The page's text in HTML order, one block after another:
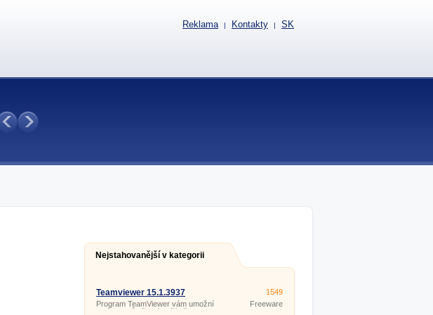
Nejstahovanější v kategorii
Teamviewer 15.1.3937
Program TeamViewer vám umožní
ovládat svůj, či jiné počítače na
1549
Freeware
Reklama | Kontakty | SK